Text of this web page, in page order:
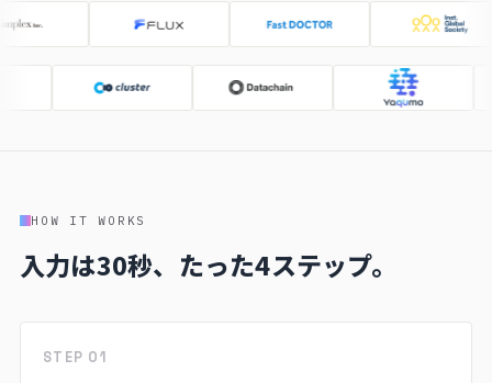
HOW IT WORKS
入力は30秒、たった4ステップ。
STEP 01